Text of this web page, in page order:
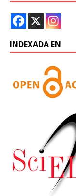
INDEXADA EN